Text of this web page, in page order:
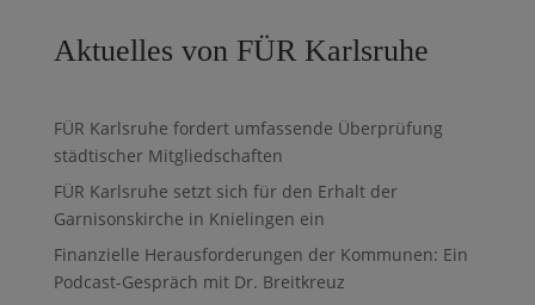
Aktuelles von FÜR Karlsruhe
FÜR Karlsruhe fordert umfassende Überprüfung
städtischer Mitgliedschaften
FÜR Karlsruhe setzt sich für den Erhalt der
Garnisonskirche in Knielingen ein
Finanzielle Herausforderungen der Kommunen: Ein
Podcast-Gespräch mit Dr. Breitkreuz